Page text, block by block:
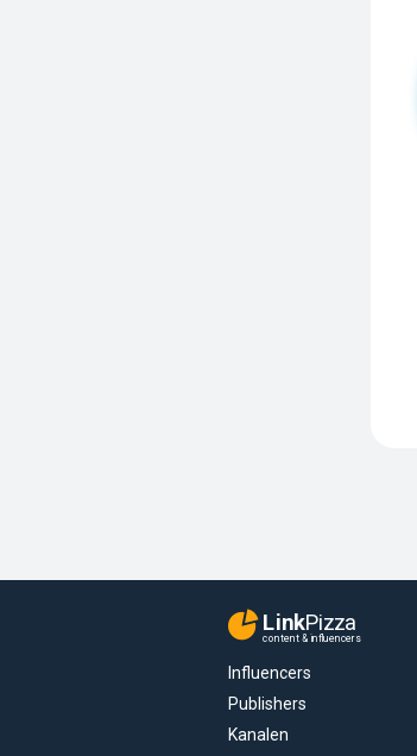
LinkPizza
content & influencers
Influencers
Publishers
Kanalen